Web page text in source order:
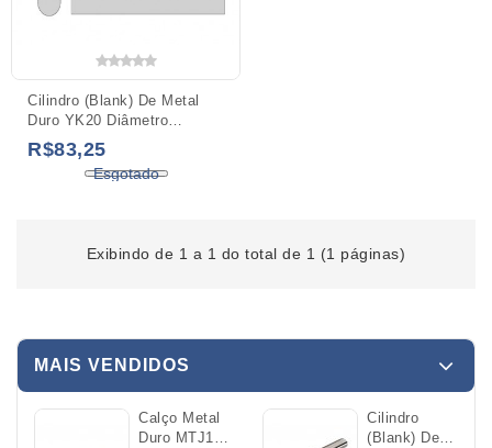
Cilindro (Blank) De Metal
Duro YK20 Diâmetro
08x100mm
R$83,25
Esgotado
Exibindo de 1 a 1 do total de 1 (1 páginas)
MAIS VENDIDOS
Calço Metal
Duro MTJ16
Cilindro
(Blank) De